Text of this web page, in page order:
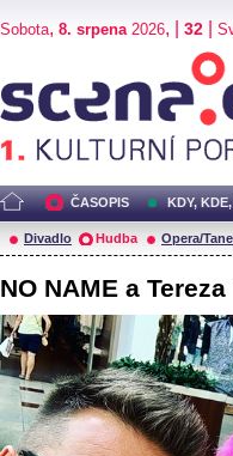
Sobota, 8. srpena2026, | 32
ČASOPIS KDY,
Divadlo Hudba Opera/
NO NAME a